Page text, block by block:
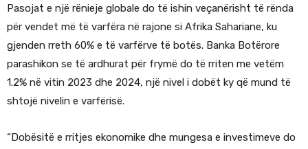
Pasojat e një rënieje globale do të ishin veçanërisht të rënda
për vendet më të varfëra në rajone si Afrika Sahariane, ku
gjenden rreth 60% e të varfërve të botës. Banka Botërore
parashikon se të ardhurat për frymë do të rriten me vetëm
1.2% në vitin 2023 dhe 2024, një nivel i dobët ky që mund të
shtojë nivelin e varfërisë.
“Dobësitë e rritjes ekonomike dhe mungesa e investimeve do